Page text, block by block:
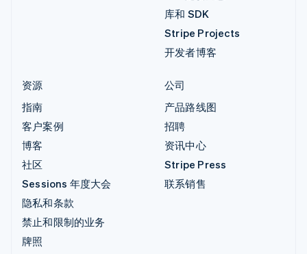
库和 SDK
Stripe Projects
开发者博客
资源
指南
客户案例
博客
社区
Sessions 年度大会
隐私和条款
禁止和限制的业务
牌照
公司
产品路线图
招聘
资讯中心
Stripe Press
联系销售